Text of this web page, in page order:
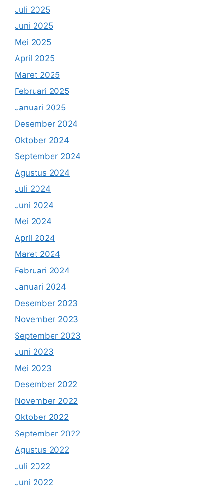
Juli 2025
Juni 2025
Mei 2025
April 2025
Maret 2025
Februari 2025
Januari 2025
Desember 2024
Oktober 2024
September 2024
Agustus 2024
Juli 2024
Juni 2024
Mei 2024
April 2024
Maret 2024
Februari 2024
Januari 2024
Desember 2023
November 2023
September 2023
Juni 2023
Mei 2023
Desember 2022
November 2022
Oktober 2022
September 2022
Agustus 2022
Juli 2022
Juni 2022